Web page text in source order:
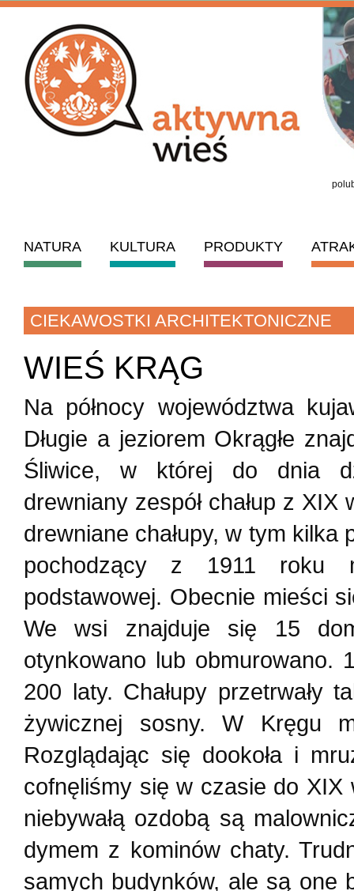
NATURA KULTURA PRODUKTY
CIEKAWOSTKI ARCHITEKTONICZNE
WIEŚ KRĄG
Na północy województwa
Długie a jeziorem Okrągłe
Śliwice, w której do dnia
drewniany zespół chałup z
drewniane chałupy, w tym
pochodzący z 1911 roku
podstawowej. Obecnie mieści
We wsi znajduje się 15
otynkowano lub obmurowano.
200 laty. Chałupy przetrwały
żywicznej sosny. W Kręgu
Rozglądając się dookoła i
cofnęliśmy się w czasie do
niebywałą ozdobą są
dymem z kominów chaty.
samych budynków, ale są one